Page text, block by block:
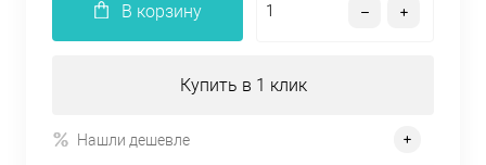
В корзину
Купить в 1 клик
Нашли дешевле